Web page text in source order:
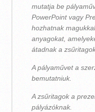
mutatja be
PowerPoint vagy
hozhatnak
anyagokat,
átadnak a
A pályaművet a
bemutatniuk.
A zsűritagok a
pályázóknak.